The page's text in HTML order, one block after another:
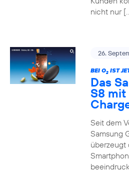
nicht nur
26.
BEI O2IST
Das
S8
Seit dem
Samsung
überzeugt